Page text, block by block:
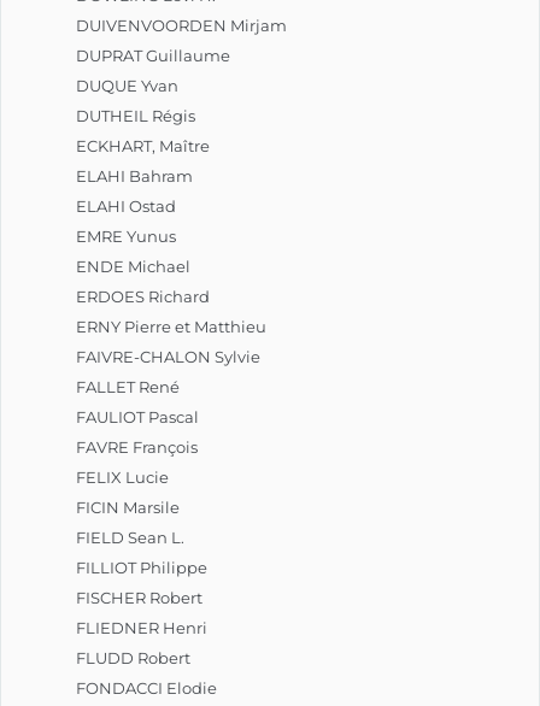
DUIVENVOORDEN Mirjam
DUPRAT Guillaume
DUQUE Yvan
DUTHEIL Régis
ECKHART, Maître
ELAHI Bahram
ELAHI Ostad
EMRE Yunus
ENDE Michael
ERDOES Richard
ERNY Pierre et Matthieu
FAIVRE-CHALON Sylvie
FALLET René
FAULIOT Pascal
FAVRE François
FELIX Lucie
FICIN Marsile
FIELD Sean L.
FILLIOT Philippe
FISCHER Robert
FLIEDNER Henri
FLUDD Robert
FONDACCI Elodie